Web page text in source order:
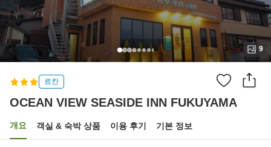
9
료칸
OCEAN VIEW SEASIDE INN FUKUYAMA
개요 객실 & 숙박 상품 이용 후기 기본 정보